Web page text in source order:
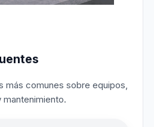
más comunes sobre equipos,